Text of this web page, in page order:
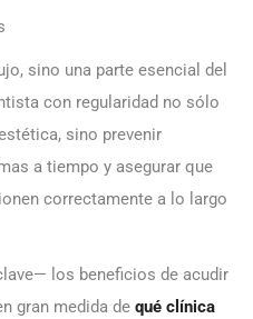
sino una parte esencial del
con regularidad no sólo
sino prevenir
a tiempo y asegurar que
correctamente a lo largo
los beneficios de acudir
gran medida de qué clínica